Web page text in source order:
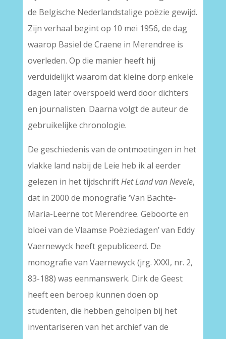
de Belgische Nederlandstalige poëzie gewijd.
Zijn verhaal begint op 10 mei 1956, de dag
waarop Basiel de Craene in Merendree is
overleden. Op die manier heeft hij
verduidelijkt waarom dat kleine dorp enkele
dagen later overspoeld werd door dichters
en journalisten. Daarna volgt de auteur de
gebruikelijke chronologie.
De geschiedenis van de ontmoetingen in het
vlakke land nabij de Leie heb ik al eerder
gelezen in het tijdschriftHet Land van Nevele,
dat in 2000 de monografie ‘Van Bachte-
Maria-Leerne tot Merendree. Geboorte en
bloei van de Vlaamse Poëziedagen’ van Eddy
Vaernewyck heeft gepubliceerd. De
monografie van Vaernewyck (jrg. XXXI, nr. 2,
83-188) was eenmanswerk. Dirk de Geest
heeft een beroep kunnen doen op
studenten, die hebben geholpen bij het
inventariseren van het archief van de